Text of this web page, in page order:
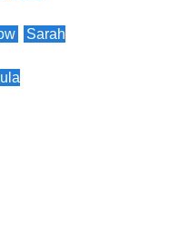
Sarah